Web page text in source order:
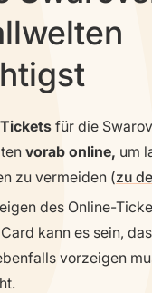
für die
vorab online, um
zu vermeiden (zu
des Online-
kann es sein,
vorzeigen